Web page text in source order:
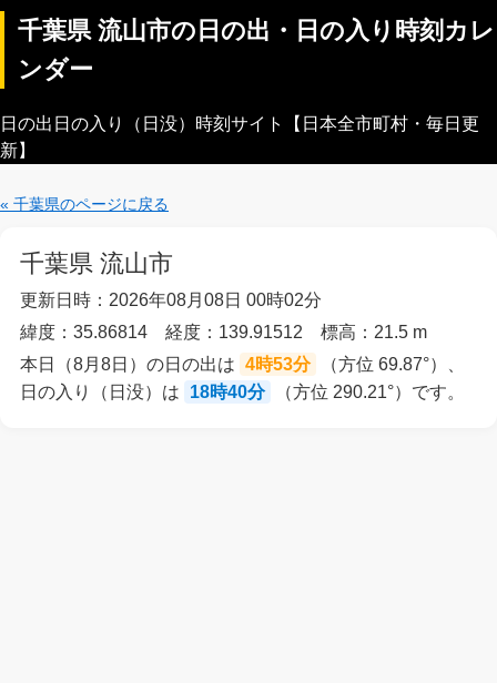
千葉県 流山市の日の出・日の入り時刻カレ
ンダー
日の出日の入り（日没）時刻サイト【日本全市町村・毎日更
新】
« 千葉県のページに戻る
千葉県 流山市
更新日時：2026年08月08日 00時02分
緯度：35.86814 経度：139.91512 標高：21.5 m
本日（8月8日）の日の出は 4時53分
（方位 69.87°）、
日の入り（日没）は
18時40分 （方位 290.21°）です。